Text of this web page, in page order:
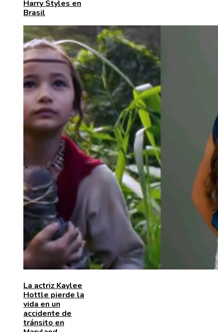
Harry Styles en
Brasil
La actriz Kaylee
Hottle pierde la
vida en un
accidente de
tránsito en